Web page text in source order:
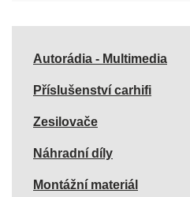
Autorádia - Multimedia
Příslušenství carhifi
Zesilovače
Náhradní díly
Montážní materiál